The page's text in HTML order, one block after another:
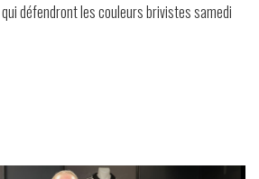
défendront les couleurs brivistes samedi